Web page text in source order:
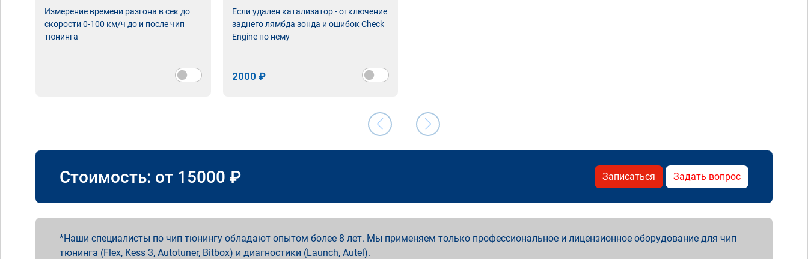
Измерение времени разгона в сек до
скорости 0-100 км/ч до и после чип
тюнинга
Если удален катализатор - отключение
заднего лямбда зонда и ошибок Check
Engine по нему
2000 ₽
Стоимость: от 15000 ₽ Записаться Задать вопрос
Наши специалисты по чип тюнингу обладают опытом более 8 лет. Мы применяем только профессиональное и лицензионное оборудование для чип
тюнинга (Flex, Kess 3, Autotuner, Bitbox) и диагностики (Launch, Autel).